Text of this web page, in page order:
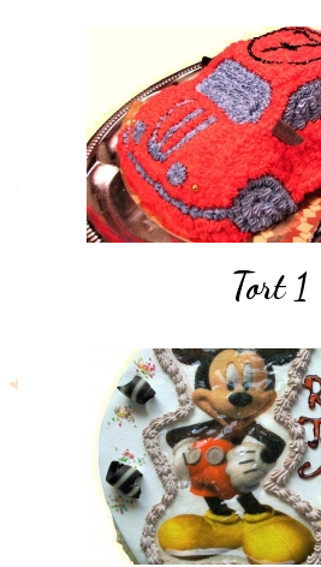
Tort 1